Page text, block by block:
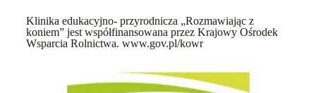
Klinika edukacyjno- przyrodnicza „Rozmawiając z
koniem” jest współfinansowana przez Krajowy Ośrodek
Wsparcia Rolnictwa. www.gov.pl/kowr